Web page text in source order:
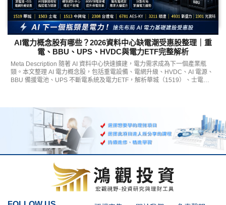
AI電力概念股有哪些？2026資料中心缺電潮受惠股整理｜重
電、BBU、UPS、HVDC與電力ETF完整解析
Meta Description 隨著 AI 資料中心快速擴建，電力需求成為下一個產業瓶
頸。本文整理 AI 電力概念股，包括重電設備、電網升級、HVDC、AI 電源、
BBU 備援電池、UPS 不斷電系統及電力ETF，解析華城（1519）、士電